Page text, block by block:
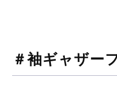
＃袖ギャザー